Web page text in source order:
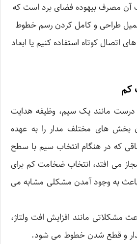
آن مصرف بیهوده فضای برد است که
طراحی و کامل کردن رسم خطوط
اتصال کوتاه استفاده کنیم یا ابعاد
کم
مانند یک سیم، وظیفه هدایت
بخش های مختلف مدار را به عهده
که در هنگام انتخاب سیم با سطح
می افتد، انتخاب ضخامت کم برای
به وجود آمدن مشکلی مشابه می
مشکلاتی مانند افزایش افت ولتاژ،
و قطع شدن خطوط می شود.